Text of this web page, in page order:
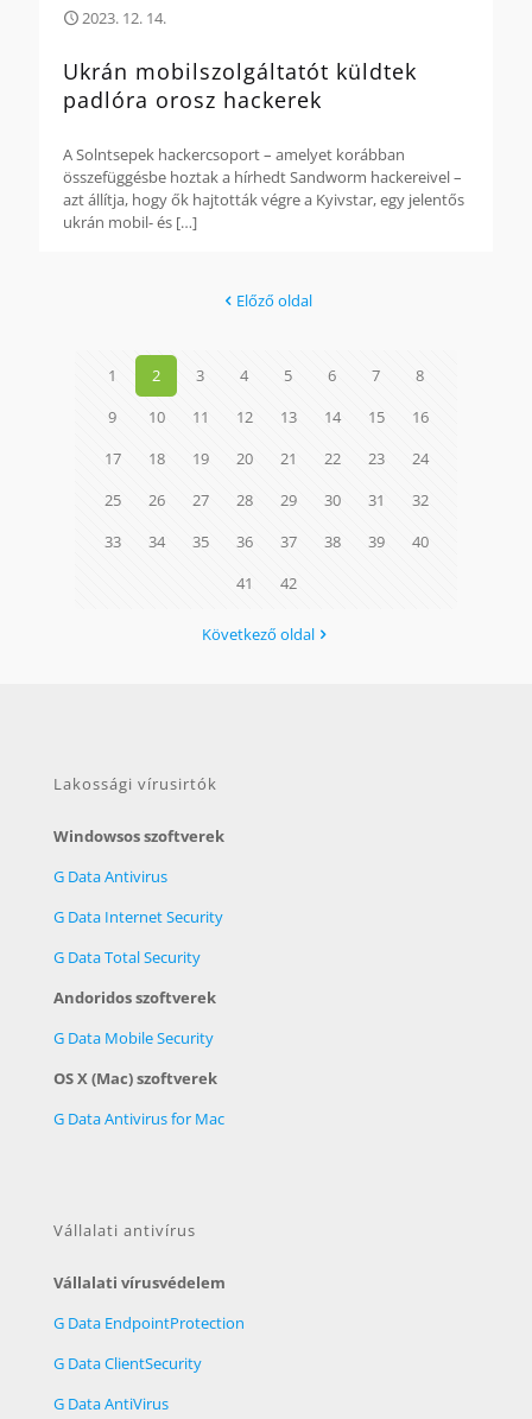
2023. 12. 14.
Ukrán mobilszolgáltatót küldtek
padlóra orosz hackerek
A Solntsepek hackercsoport – amelyet korábban
összefüggésbe hoztak a hírhedt Sandworm hackereivel –
azt állítja, hogy ők hajtották végre a Kyivstar, egy jelentős
ukrán mobil- és […]
Előző oldal
1 2 3 4 5 6 7
8
9
10 11 12 13 14 15
16
17
18 19 20 21 22 23
24
25
26 27 28 29 30 31
32
33
34 35 36 37 38 39
40
41
42
Következő oldal
Lakossági vírusirtók
Windowsos szoftverek
G Data Antivirus
G Data Internet Security
G Data Total Security
Andoridos szoftverek
G Data Mobile Security
OS X (Mac) szoftverek
G Data Antivirus for Mac
Vállalati antivírus
Vállalati vírusvédelem
G Data EndpointProtection
G Data ClientSecurity
G Data AntiVirus